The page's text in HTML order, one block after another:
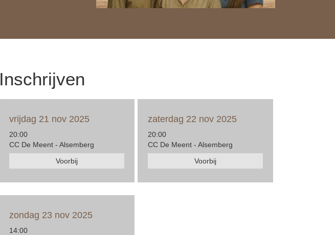
Inschrijven
vrijdag 21 nov 2025
20:00
CC De Meent - Alsemberg
Voorbij
zaterdag 22 nov 2025
20:00
CC De Meent - Alsemberg
Voorbij
zondag 23 nov 2025
14:00